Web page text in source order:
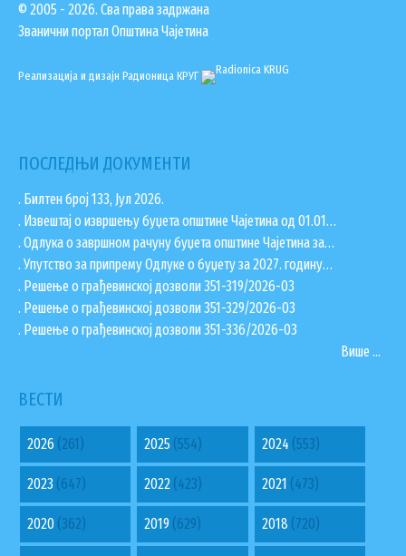
© 2005 - 2026. Сва права задржана
Званични портал Општина Чајетина
Реализација и дизајн Радионица КРУГ
ПОСЛЕДЊИ ДОКУМЕНТИ
. Билтен број 133, Јул 2026.
. Извештај о извршењу буџета општине Чајетина од 01.01…
. Одлука о завршном рачуну буџета општине Чајетина за…
. Упутство за припрему Одлуке о буџету за 2027. годину…
. Решење о грађевинској дозволи 351-319/2026-03
. Решење о грађевинској дозволи 351-329/2026-03
. Решење о грађевинској дозволи 351-336/2026-03
Више ...
ВЕСТИ
2026 (261) 2025 (554) 2024 (553)
2023 (647) 2022 (423) 2021 (473)
2020 (362) 2019 (629) 2018 (720)